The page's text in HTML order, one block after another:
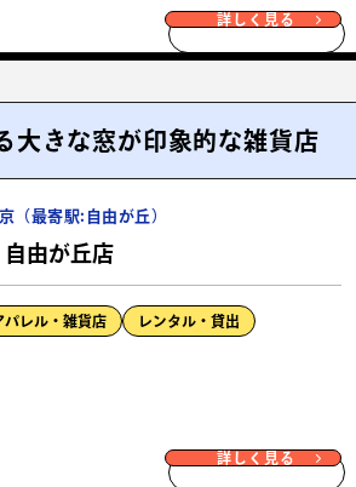
詳しく見る
大きな窓が印象的な雑貨店
（最寄駅:自由が丘）
自由が丘店
パレル・雑貨店 レンタル・貸出
詳しく見る